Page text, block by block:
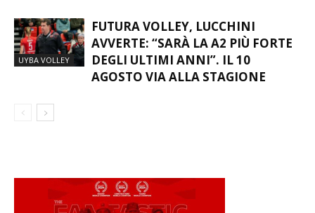
UYBA VOLLEY
FUTURA VOLLEY, LUCCHINI
AVVERTE: “SARÀ LA A2 PIÙ FORTE
DEGLI ULTIMI ANNI”. IL 10
AGOSTO VIA ALLA STAGIONE